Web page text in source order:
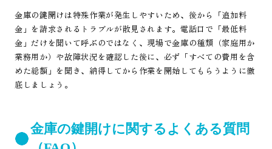
金庫の鍵開けは特殊作業が発生しやすいため、後から「追加料
金」を請求されるトラブルが散見されます。電話口で「最低料
金」だけを聞いて呼ぶのではなく、現場で金庫の種類（家庭用か
業務用か）や故障状況を確認した後に、必ず「すべての費用を含
めた総額」を聞き、納得してから作業を開始してもらうように徹
底しましょう。
金庫の鍵開けに関するよくある質問